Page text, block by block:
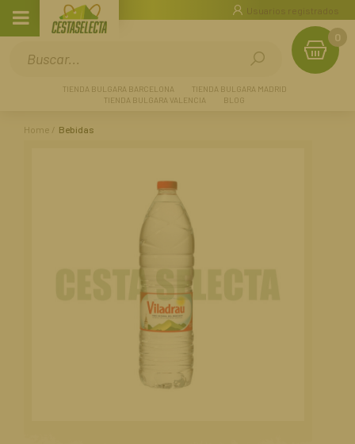
0
Usuarios registrados
TIENDA BULGARA BARCELONA
TIENDA BULGARA MADRID
TIENDA BULGARA VALENCIA
BLOG
Home Bebidas